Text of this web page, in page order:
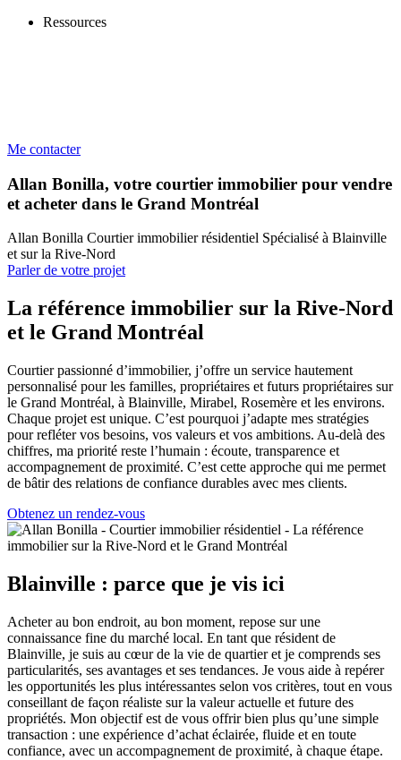
Ressources
Me contacter
Allan Bonilla, votre courtier immobilier pour vendre
et acheter dans le Grand Montréal
Allan Bonilla Courtier immobilier résidentiel Spécialisé à Blainville
et sur la Rive-Nord
Parler de votre projet
La référence immobilier sur la Rive-Nord
et le Grand Montréal
Courtier passionné d’immobilier, j’offre un service hautement
personnalisé pour les familles, propriétaires et futurs propriétaires sur
le Grand Montréal, à Blainville, Mirabel, Rosemère et les environs.
Chaque projet est unique. C’est pourquoi j’adapte mes stratégies
pour refléter vos besoins, vos valeurs et vos ambitions. Au-delà des
chiffres, ma priorité reste l’humain : écoute, transparence et
accompagnement de proximité. C’est cette approche qui me permet
de bâtir des relations de confiance durables avec mes clients.
Obtenez un rendez-vous
Blainville : parce que je vis ici
Acheter au bon endroit, au bon moment, repose sur une
connaissance fine du marché local. En tant que résident de
Blainville, je suis au cœur de la vie de quartier et je comprends ses
particularités, ses avantages et ses tendances. Je vous aide à repérer
les opportunités les plus intéressantes selon vos critères, tout en vous
conseillant de façon réaliste sur la valeur actuelle et future des
propriétés. Mon objectif est de vous offrir bien plus qu’une simple
transaction : une expérience d’achat éclairée, fluide et en toute
confiance, avec un accompagnement de proximité, à chaque étape.